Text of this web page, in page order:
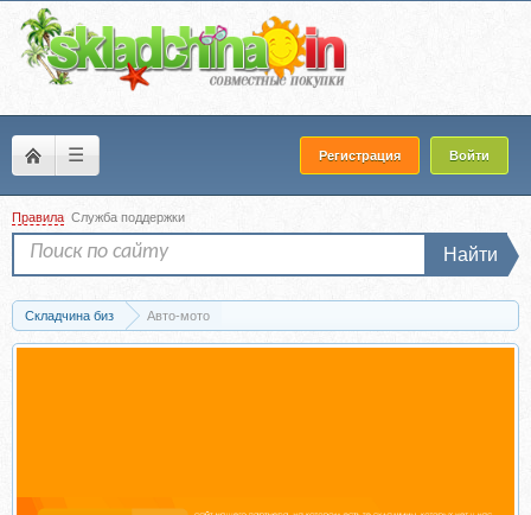
☰ Регистрация Войти
Правила Служба поддержки
Найти
Складчина биз Авто-мото